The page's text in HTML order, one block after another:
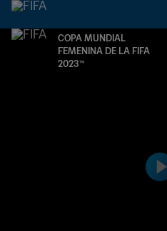
COPA MUNDIAL
FEMENINA DE LA FIFA
2023™